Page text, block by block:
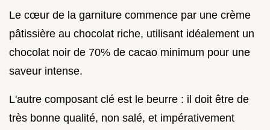
Le cœur de la garniture commence par une crème
pâtissière au chocolat riche, utilisant idéalement un
chocolat noir de 70% de cacao minimum pour une
saveur intense.
L'autre composant clé est le beurre : il doit être de
très bonne qualité, non salé, et impérativement